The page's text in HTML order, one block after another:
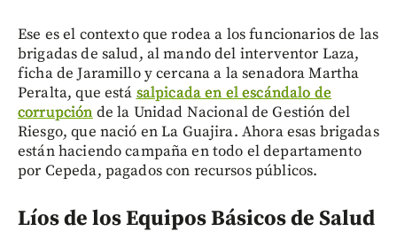
Ese es el contexto que rodea a los funcionarios de las
brigadas de salud, al mando del interventor Laza,
ficha de Jaramillo y cercana a la senadora Martha
Peralta, que está salpicada en el escándalo de
corrupción de la Unidad Nacional de Gestión del
Riesgo, que nació en La Guajira. Ahora esas brigadas
están haciendo campaña en todo el departamento
por Cepeda, pagados con recursos públicos.
Líos de los Equipos Básicos de Salud